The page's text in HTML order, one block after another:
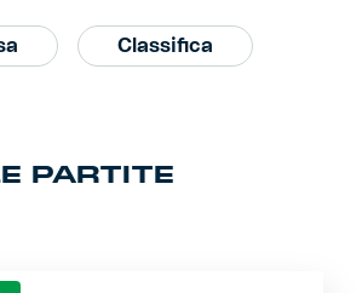
Classifica
PARTITE